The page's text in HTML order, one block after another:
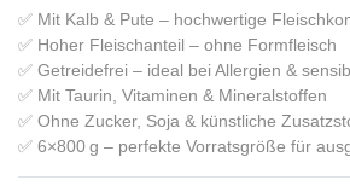
✅ Mit Kalb & Pute – hochwertige
✅ Hoher Fleischanteil – ohne Formfleisch
✅ Getreidefrei – ideal bei Allergien &
✅ Mit Taurin, Vitaminen & Mineralstoffen
✅ Ohne Zucker, Soja & künstliche
✅ 6×800 g – perfekte Vorratsgröße für